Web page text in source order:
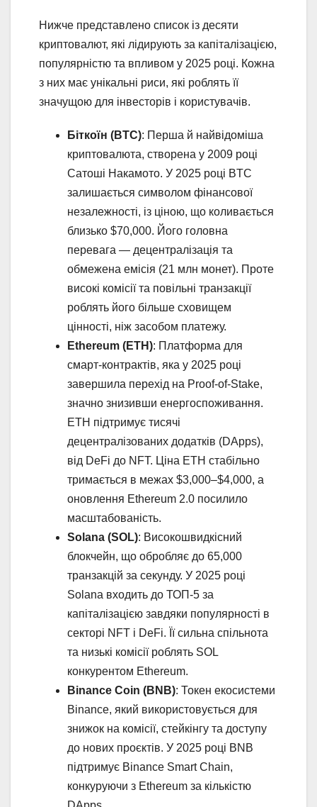
Нижче представлено список із десяти
криптовалют, які лідирують за капіталізацією,
популярністю та впливом у 2025 році. Кожна
з них має унікальні риси, які роблять її
значущою для інвесторів і користувачів.
Біткоїн (BTC): Перша й найвідоміша
криптовалюта, створена у 2009 році
Сатоші Накамото. У 2025 році BTC
залишається символом фінансової
незалежності, із ціною, що коливається
близько $70,000. Його головна
перевага — децентралізація та
обмежена емісія (21 млн монет). Проте
високі комісії та повільні транзакції
роблять його більше сховищем
цінності, ніж засобом платежу.
Ethereum (ETH): Платформа для
смарт-контрактів, яка у 2025 році
завершила перехід на Proof-of-Stake,
значно знизивши енергоспоживання.
ETH підтримує тисячі
децентралізованих додатків (DApps),
від DeFi до NFT. Ціна ETH стабільно
тримається в межах $3,000–$4,000, а
оновлення Ethereum 2.0 посилило
масштабованість.
Solana (SOL): Високошвидкісний
блокчейн, що обробляє до 65,000
транзакцій за секунду. У 2025 році
Solana входить до ТОП-5 за
капіталізацією завдяки популярності в
секторі NFT і DeFi. Її сильна спільнота
та низькі комісії роблять SOL
конкурентом Ethereum.
Binance Coin (BNB): Токен екосистеми
Binance, який використовується для
знижок на комісії, стейкінгу та доступу
до нових проєктів. У 2025 році BNB
підтримує Binance Smart Chain,
конкуруючи з Ethereum за кількістю